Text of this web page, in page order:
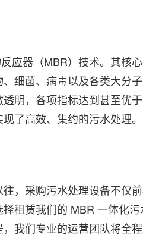
应器（MBR）技术。其核
细菌、病毒以及各类大分
明，各项指标达到甚至优
了高效、集约的污水处理。
，采购污水处理设备不仅
租赁我们的 MBR 一体化
我们专业的运营团队将全